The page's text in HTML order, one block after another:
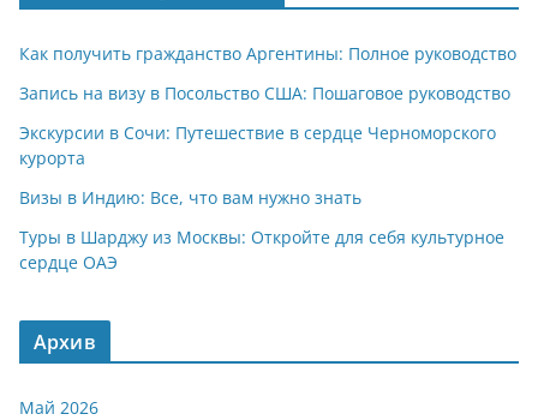
p
p
m a
ss
ni
ki
в
и
т
ь
Как получить гражданство Аргентины: Полное руководство
Запись на визу в Посольство США: Пошаговое руководство
Экскурсии в Сочи: Путешествие в сердце Черноморского
курорта
Визы в Индию: Все, что вам нужно знать
Туры в Шарджу из Москвы: Откройте для себя культурное
сердце ОАЭ
Архив
Май 2026